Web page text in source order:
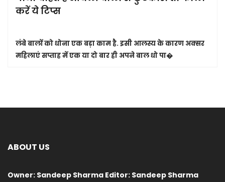
करें ये टिप्स
लंबे बालों को धोना एक बड़ा काम है. इसी आलस्य के कारण अक्सर
महिलाएं सप्ताह में एक या दो बार ही अपने बाल धो पा�
ABOUT US
Owner: Sandeep Sharma Editor: Sandeep Sharma